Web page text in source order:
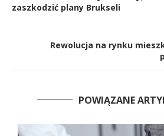
zaszkodzić plany Brukseli
Rewolucja na rynku
POWIĄZANE